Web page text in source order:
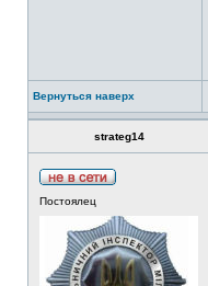
Вернуться наверх
strateg14
Постоялец